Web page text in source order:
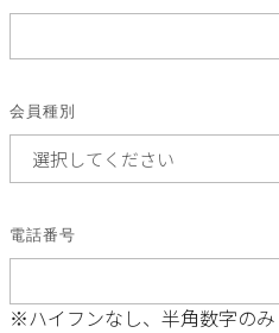
会員種別
電話番号
※ハイフンなし、半角数字のみ